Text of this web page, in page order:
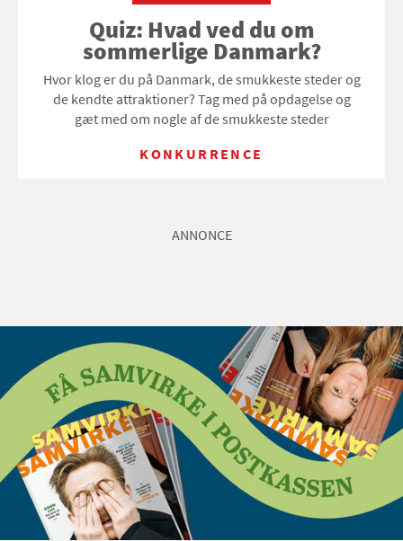
Quiz: Hvad ved du om
sommerlige Danmark?
Hvor klog er du på Danmark, de smukkeste steder og
de kendte attraktioner? Tag med på opdagelse og
gæt med om nogle af de smukkeste steder
KONKURRENCE
ANNONCE